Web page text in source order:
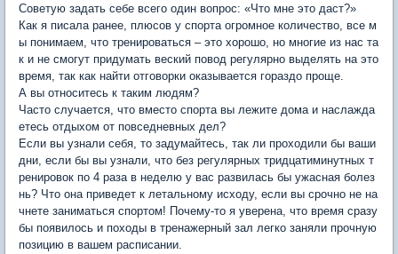
Советую задать себе всего один вопрос: «Что мне это даст?»
Как я писала ранее, плюсов у спорта огромное количество, все м
ы понимаем, что тренироваться – это хорошо, но многие из нас та
к и не смогут придумать веский повод регулярно выделять на это
время, так как найти отговорки оказывается гораздо проще.
А вы относитесь к таким людям?
Часто случается, что вместо спорта вы лежите дома и наслажда
етесь отдыхом от повседневных дел?
Если вы узнали себя, то задумайтесь, так ли проходили бы ваши
дни, если бы вы узнали, что без регулярных тридцатиминутных т
ренировок по 4 раза в неделю у вас развилась бы ужасная болез
нь? Что она приведет к летальному исходу, если вы срочно не на
чнете заниматься спортом! Почему-то я уверена, что время сразу
бы появилось и походы в тренажерный зал легко заняли прочную
позицию в вашем расписании.